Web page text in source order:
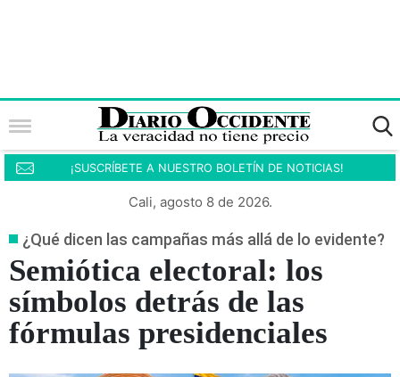
¡SUSCRÍBETE A NUESTRO BOLETÍN DE NOTICIAS!
Cali, agosto 8 de 2026.
¿Qué dicen las campañas más allá de lo evidente?
Semiótica electoral: los
símbolos detrás de las
fórmulas presidenciales